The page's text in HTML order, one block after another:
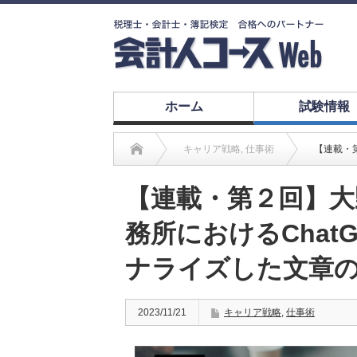
ホーム 試験情報
キャリア戦略, 仕事術 【連載
【連載・第２回】
務所における
ナライズした文章
2023/11/21 キャリア戦略, 仕事術